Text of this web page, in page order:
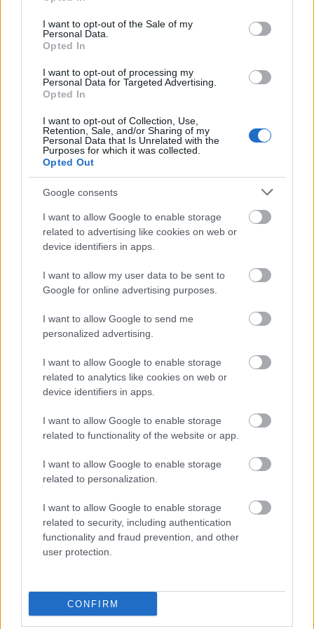
use your data for below specified purposes in below Google
consent section.
I want to opt-out of the Sale of my
Personal Data.
Opted In
I want to opt-out of processing my
Personal Data for Targeted Advertising.
Opted In
I want to opt-out of Collection, Use,
Retention, Sale, and/or Sharing of my
Personal Data that Is Unrelated with the
Purposes for which it was collected.
Opted Out
Google consents
I want to allow Google to enable storage
related to advertising like cookies on web or
device identifiers in apps.
I want to allow my user data to be sent to
Google for online advertising purposes.
I want to allow Google to send me
personalized advertising.
I want to allow Google to enable storage
related to analytics like cookies on web or
device identifiers in apps.
I want to allow Google to enable storage
related to functionality of the website or app.
I want to allow Google to enable storage
related to personalization.
I want to allow Google to enable storage
related to security, including authentication
functionality and fraud prevention, and other
user protection.
CONFIRM
Viktoria (2014)
A nyolcvanas években Bulgáriában is gőzerővel
épült a szocializmus, és akárcsak nálunk, ott is
kortyolgatva bámulták a nyugati újságok képeit, egy
szabad jövőről ábrándozva. Így tesz Borjana is,
hogy ne ebbe a világba szülessen meg a gyermekük.
Ám a magzat megfogan, Borjana szökési terve
kudarcba fullad, ráadásul egy kisebb csoda folytán
az újszülött válik a kommunista vezetés
szimbólumává, ami azt eredményezi, hogy anya és
lánya egyre távolabb kerül egymástól.
Az igaz történeten alapuló filmmel a rendezőnő egy,
a Zelighez hasonló stílusú szatírát akart készíteni, de
ahogy haladt előre a történetben, úgy bukkantak elő
a sztori drámai jegyei. Sajnos ez a kettősség (vagy
filmre, ami tényleg realistának indul, majd a
minimalizmuson át a szatíra vizeire evez, hogy egy
szimbolista drámában csúcsosodjék ki. Ez a nagy
kavarodás, és a finoman szólva sem egyenletes
Pedig a sztori nem rossz, sőt, a rendezőnő